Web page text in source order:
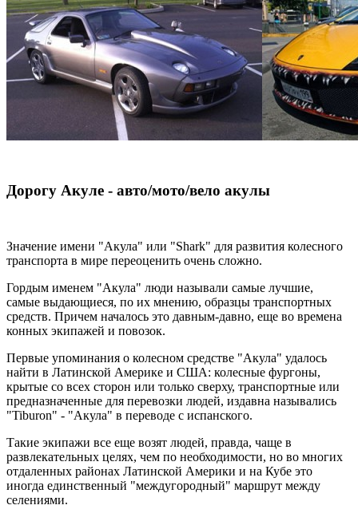
Дорогу Акуле - авто/мото/вело акулы
Значение имени "Акула" или "Shark" для развития колесного
транспорта в мире переоценить очень сложно.
Гордым именем "Акула" люди называли самые лучшие,
самые выдающиеся, по их мнению, образцы транспортных
средств. Причем началось это давным-давно, еще во времена
конных экипажей и повозок.
Первые упоминания о колесном средстве "Акула" удалось
найти в Латинской Америке и США: колесные фургоны,
крытые со всех сторон или только сверху, транспортные или
предназначенные для перевозки людей, издавна назывались
"Tiburon" - "Акула" в переводе с испанского.
Такие экипажи все еще возят людей, правда, чаще в
развлекательных целях, чем по необходимости, но во многих
отдаленных районах Латинской Америки и на Кубе это
иногда единственный "междугородный" маршрут между
селениями.